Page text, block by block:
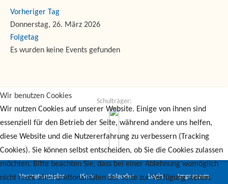
Vorheriger Tag
Donnerstag, 26. März 2026
Folgetag
Es wurden keine Events gefunden
Schulträger:
Vertretungsplan IServ Kalender Login Impressum
Wir benutzen Cookies
Wir nutzen Cookies auf unserer Website. Einige von ihnen sind
essenziell für den Betrieb der Seite, während andere uns helfen,
diese Website und die Nutzererfahrung zu verbessern (Tracking
Cookies). Sie können selbst entscheiden, ob Sie die Cookies zulassen
möchten. Bitte beachten Sie, dass bei einer Ablehnung womöglich
nicht mehr alle Funktionalitäten der Seite zur Verfügung stehen.